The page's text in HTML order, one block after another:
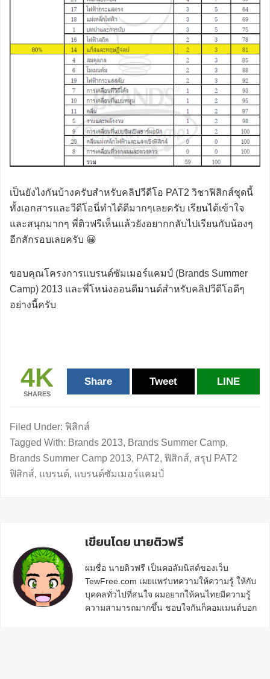
เป็นยังไงกันบ้างครับสำหรับคลิปวีดีโอ PAT2 วิชาฟิสิกส์ชุดนี้
ทั้งเอกสารและวีดีโอนี่ทำได้ดีมากๆเลยครับ เรียนได้เข้าใจ
และสนุกมากๆ พี่ติวฟรีเห็นแล้วยังอยากกลับไปเรียนกับน้องๆ
อีกสักรอบเลยครับ 😀
ขอบคุณโครงการแบรนด์ซัมเมอร์แคมป์ (Brands Summer
Camp) 2013 และพี่โหน่งออนดีมานด์สำหรับคลิปวีดีโอดีๆ
อย่างนี้ครับ
4K
SHARES
Share Tweet LINE
Filed Under: ฟิสิกส์
Tagged With: Brands 2013, Brands Summer Camp,
Brands Summer Camp 2013, PAT2, ฟิสิกส์, สรุป PAT2
ฟิสิกส์, แบรนด์, แบรนด์ซัมเมอร์แคมป์
เขียนโดย นายติวฟรี
ผมชื่อ นายติวฟรี เป็นคอลัมนิสต์ของเว็บ
TewFree.com เผยแพร่บทความให้ความรู้ ให้กับ
บุคคลทั่วไปที่สนใจ ผมอยากให้คนไทยมีความรู้
ความสามารถมากขึ้น ชอบใจกันก็คอมเมนต์บอก